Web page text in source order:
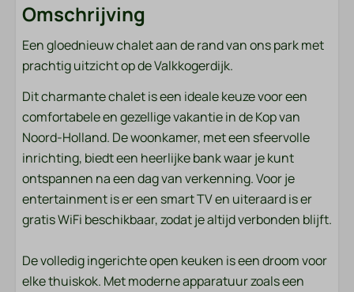
Oplaadpunten voor elektrische auto's
Sportveld (voetbal, volleybal, badminton)
Wasmachine en droger (betaald)
Huisdieren
Huisdiervrij
Badkamer
Handdoeken
Slaapkamer
Beddengoed
Omschrijving
Een gloednieuw chalet aan de rand van ons park met
prachtig uitzicht op de Valkkogerdijk.
Dit charmante chalet is een ideale keuze voor een
comfortabele en gezellige vakantie in de Kop van
Noord-Holland. De woonkamer, met een sfeervolle
inrichting, biedt een heerlijke bank waar je kunt
ontspannen na een dag van verkenning. Voor je
entertainment is er een smart TV en uiteraard is er
gratis WiFi beschikbaar, zodat je altijd verbonden blijft.
De volledig ingerichte open keuken is een droom voor
elke thuiskok. Met moderne apparatuur zoals een